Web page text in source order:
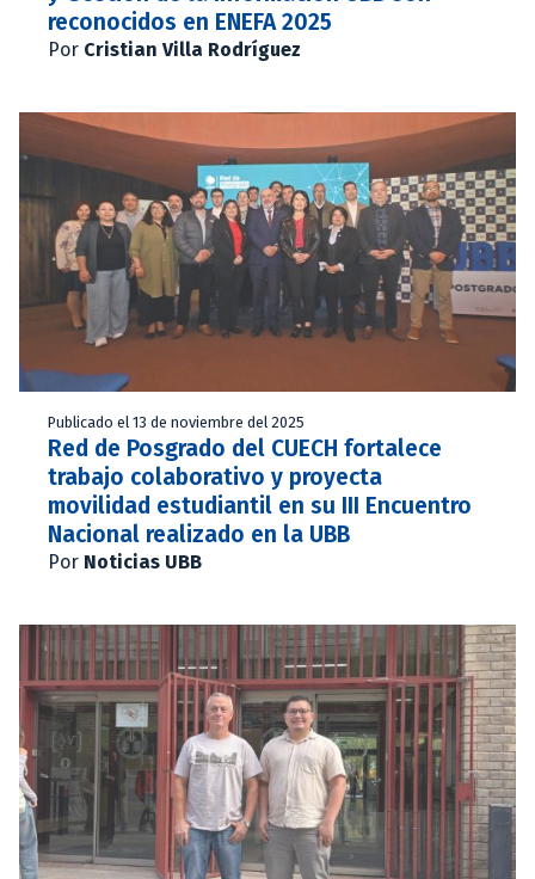
reconocidos en ENEFA 2025
Por Cristian Villa Rodríguez
Publicado el 13 de noviembre del 2025
Red de Posgrado del CUECH fortalece
trabajo colaborativo y proyecta
movilidad estudiantil en su III Encuentro
Nacional realizado en la UBB
Por Noticias UBB